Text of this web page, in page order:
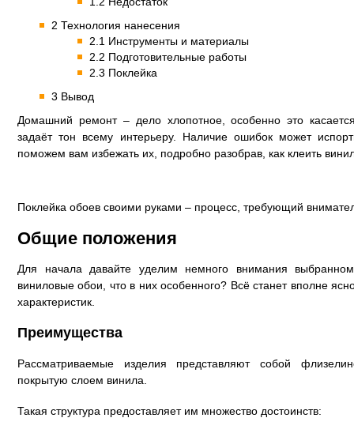
2 Технология нанесения
2.1 Инструменты и материалы
2.2 Подготовительные работы
2.3 Поклейка
3 Вывод
Домашний ремонт – дело хлопотное, особенно это
задаёт тон всему интерьеру. Наличие ошибок может
поможем вам избежать их, подробно разобрав, как клеить
Поклейка обоев своими руками – процесс, требующий
Общие положения
Для начала давайте уделим немного внимания
виниловые обои, что в них особенного? Всё станет вполне
характеристик.
Преимущества
Рассматриваемые изделия представляют собой
покрытую слоем винила.
Такая структура предоставляет им множество достоинств: